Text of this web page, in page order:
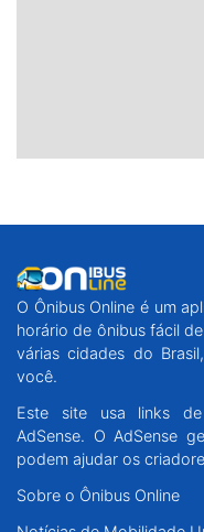
O Ônibus Online é um
horário de ônibus fácil
várias cidades do
você.
Este site usa links
AdSense. O AdSense
podem ajudar os
Sobre o Ônibus Online